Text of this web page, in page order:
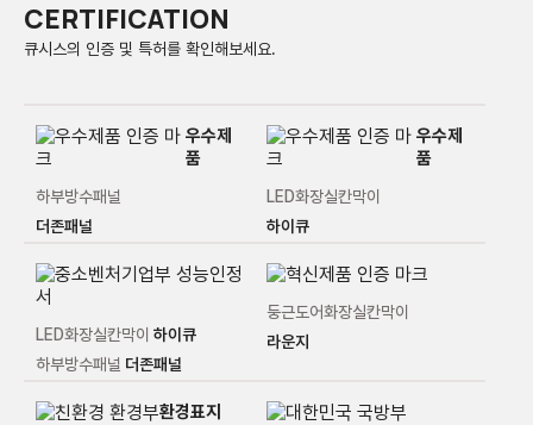
CERTIFICATION
큐시스의 인증 및 특허를 확인해보세요.
품
하부방수패널
더존패널
품
LED화장실칸막이
하이큐
LED화장실칸막이 하이큐
하부방수패널 더존패널
둥근도어화장실칸막이
라운지
환경표지